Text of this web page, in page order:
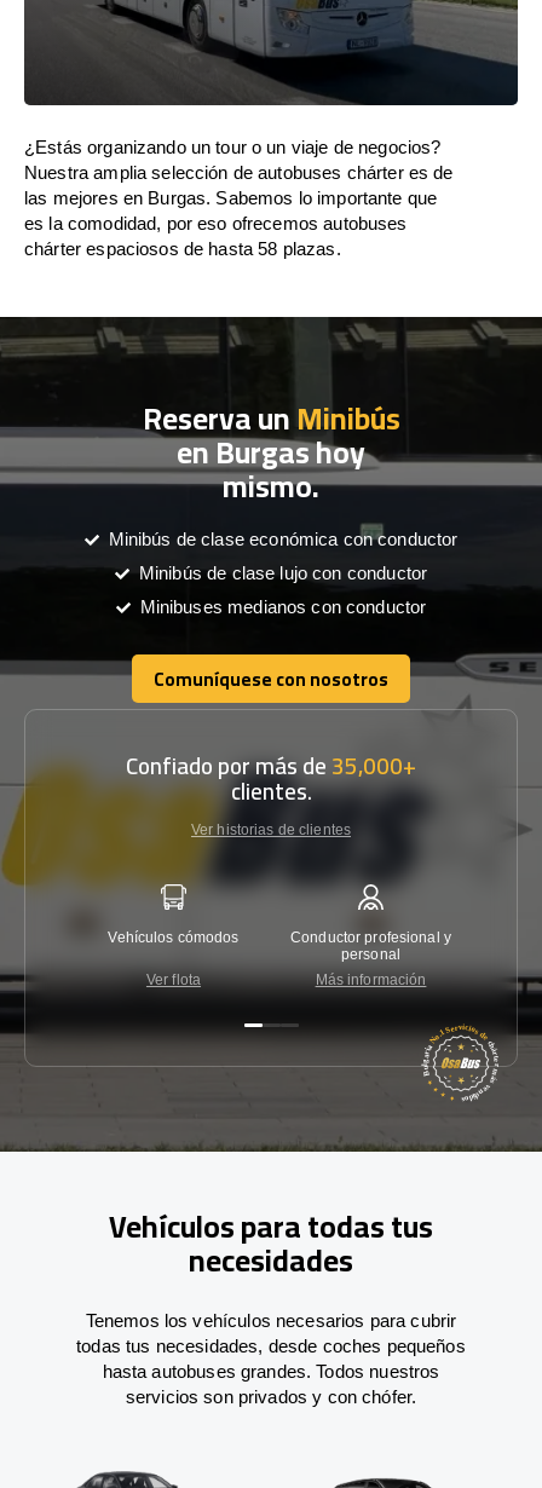
¿Estás organizando un tour o un viaje de negocios?
Nuestra amplia selección de autobuses chárter es de
las mejores en Burgas. Sabemos lo importante que
es la comodidad, por eso ofrecemos autobuses
chárter espaciosos de hasta 58 plazas.
Reserva unMinibús
en Burgas hoy
mismo.
Minibús de clase económica con conductor
Minibús de clase lujo con conductor
Minibuses medianos con conductor
Comuníquese con nosotros
Comuníquese con nosotros
Confiado por más de35,000+
clientes.
Ver historias de clientes
Vehículos cómodos
Ver flota
Conductor profesional y
personal
Más información
Vehículos para todas tus
necesidades
Tenemos los vehículos necesarios para cubrir
todas tus necesidades, desde coches pequeños
hasta autobuses grandes. Todos nuestros
servicios son privados y con chófer.